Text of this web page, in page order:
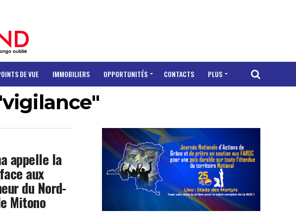
DE VUE IMMOBILIERS OPPORTUNITÉS CONTACTS PLUS
appelle la
aux
du Nord-
Mitono